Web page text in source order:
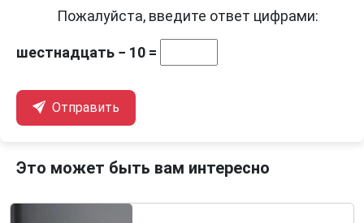
Пожалуйста, введите ответ цифрами:
шестнадцать − 10 =
Отправить
Это может быть вам интересно